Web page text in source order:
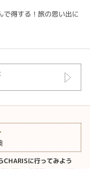
で得する！旅の思い出に
CHARISに行ってみよう